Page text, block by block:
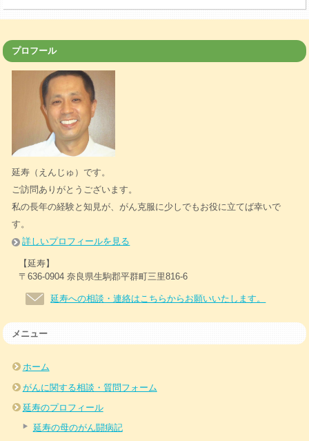
プロフール
延寿（えんじゅ）です。
ご訪問ありがとうございます。
私の長年の経験と知見が、がん克服に少しでもお役に立てば幸いで
す。
詳しいプロフィールを見る
【延寿】
〒636-0904 奈良県生駒郡平群町三里816-6
延寿への相談・連絡はこちらからお願いいたします。
メニュー
ホーム
がんに関する相談・質問フォーム
延寿のプロフィール
延寿の母のがん闘病記